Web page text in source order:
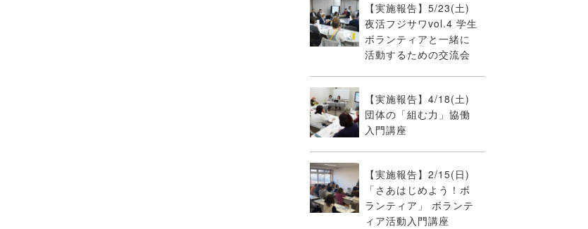
【実施報告】5/23(土)
夜活フジサワvol.4 学生
ボランティアと一緒に
活動するための交流会
【実施報告】4/18(土)
団体の「組む力」協働
入門講座
【実施報告】2/15(日)
「さあはじめよう！ボ
ランティア」 ボランテ
ィア活動入門講座